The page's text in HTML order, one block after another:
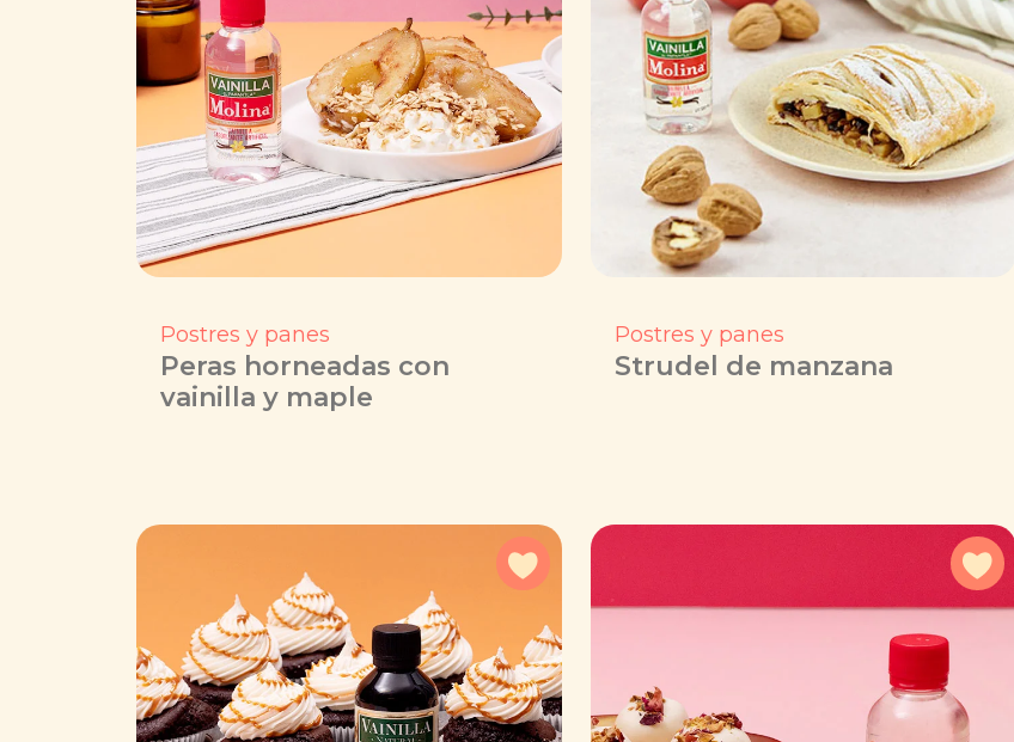
Postres y panes
Peras horneadas con
vainilla y maple
Postres y panes
Strudel de manzana